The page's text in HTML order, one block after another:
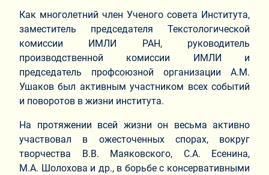
Как многолетний член Ученого совета Института,
заместитель председателя Текстологической
комиссии ИМЛИ РАН, руководитель
производственной комиссии ИМЛИ и
председатель профсоюзной организации А.М.
Ушаков был активным участником всех событий
и поворотов в жизни института.
На протяжении всей жизни он весьма активно
участвовал в ожесточенных спорах, вокруг
творчества В.В. Маяковского, С.А. Есенина,
М.А. Шолохова и др., в борьбе с консервативными